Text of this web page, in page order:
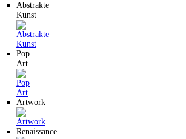
Abstrakte
Kunst
Pop
Art
Artwork
Renaissance